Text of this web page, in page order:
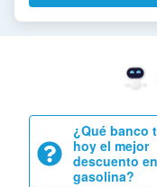
¿Qué banco
hoy el mejor
descuento en
gasolina?